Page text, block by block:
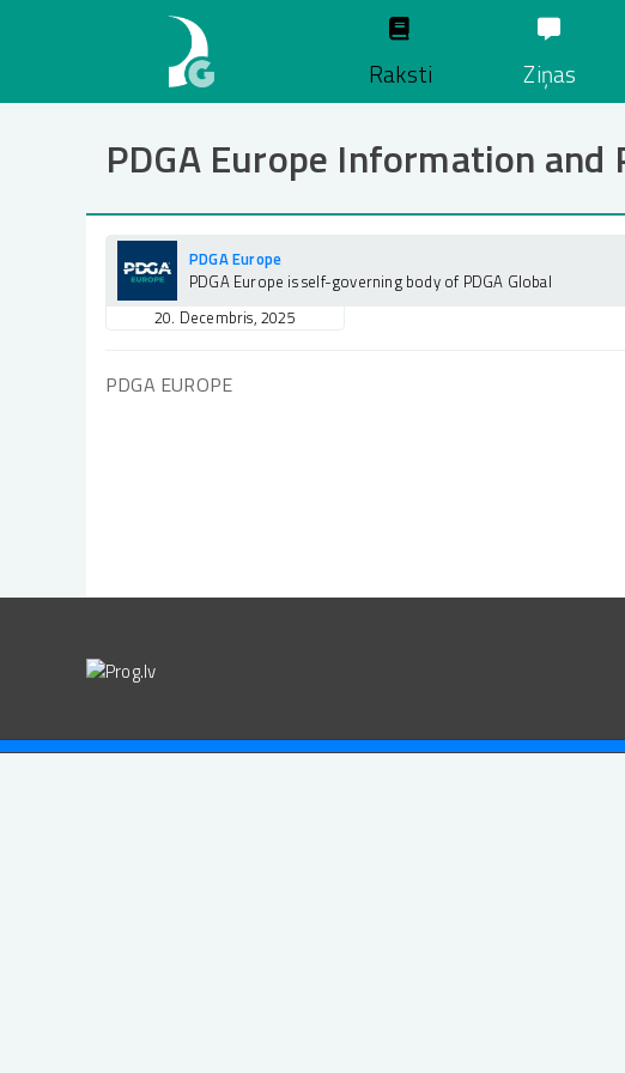
saturu
Raksti Ziņas
PDGA Europe Information and
PDGA Europe
PDGA Europe is self-governing body of PDGA Global
20. Decembris, 2025
PDGA EUROPE